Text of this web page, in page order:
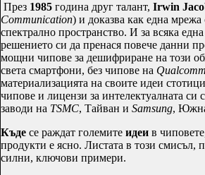
През 1985 година друг талант, Irwin
Communication) и доказва как една
спектрално пространство. И за всяка
решението си да пренася повече данни
мощни чипове за дешифриране на този
света смартфони, без чипове на
материализацията на своите идеи
чипове и лицензи за интелектуалната си
заводи на TSMC, Тайван и Samsung,
Къде се раждат големите идеи в
продукти е ясно. Листата в този смисъл,
силни, ключови примери.